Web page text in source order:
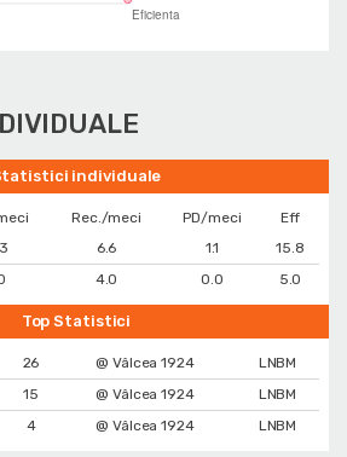
individuale
Rec./meci PD/meci
Eff
6.6 1.1
15.8
4.0 0.0 5.0
Top Statistici
26 @ Vâlcea 1924
LNBM
15 @ Vâlcea 1924
LNBM
4 @ Vâlcea 1924 LNBM